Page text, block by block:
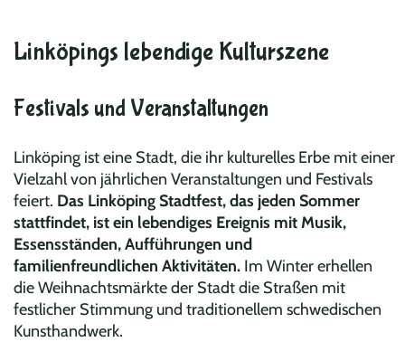
Linköpings lebendige Kulturszene
Festivals und Veranstaltungen
Linköping ist eine Stadt, die ihr kulturelles Erbe mit einer
Vielzahl von jährlichen Veranstaltungen und Festivals
feiert. Das Linköping Stadtfest, das jeden Sommer
stattfindet, ist ein lebendiges Ereignis mit Musik,
Essensständen, Aufführungen und
familienfreundlichen Aktivitäten. Im Winter erhellen
die Weihnachtsmärkte der Stadt die Straßen mit
festlicher Stimmung und traditionellem schwedischen
Kunsthandwerk.